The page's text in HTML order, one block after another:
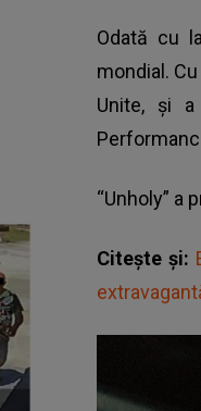
Odată cu
mondial.
Unite, şi
“Unholy” a
Citește și: